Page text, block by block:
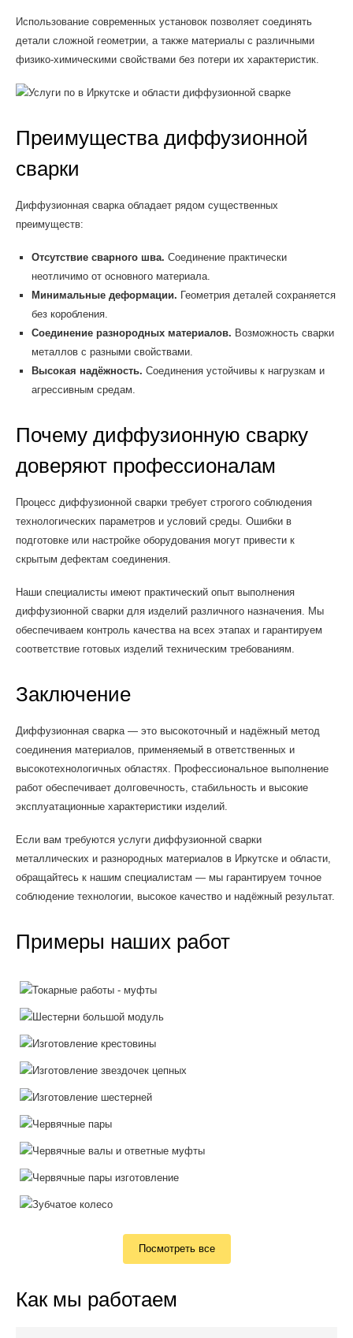
Использование современных установок позволяет соединять
детали сложной геометрии, а также материалы с различными
физико-химическими свойствами без потери их характеристик.
Преимущества диффузионной
сварки
Диффузионная сварка обладает рядом существенных
преимуществ:
Отсутствие сварного шва. Соединение практически
неотличимо от основного материала.
Минимальные деформации. Геометрия деталей сохраняется
без коробления.
Соединение разнородных материалов. Возможность сварки
металлов с разными свойствами.
Высокая надёжность. Соединения устойчивы к нагрузкам и
агрессивным средам.
Почему диффузионную сварку
доверяют профессионалам
Процесс диффузионной сварки требует строгого соблюдения
технологических параметров и условий среды. Ошибки в
подготовке или настройке оборудования могут привести к
скрытым дефектам соединения.
Наши специалисты имеют практический опыт выполнения
диффузионной сварки для изделий различного назначения. Мы
обеспечиваем контроль качества на всех этапах и гарантируем
соответствие готовых изделий техническим требованиям.
Заключение
Диффузионная сварка — это высокоточный и надёжный метод
соединения материалов, применяемый в ответственных и
высокотехнологичных областях. Профессиональное выполнение
работ обеспечивает долговечность, стабильность и высокие
эксплуатационные характеристики изделий.
Если вам требуются услуги диффузионной сварки
металлических и разнородных материалов в Иркутске и области,
обращайтесь к нашим специалистам — мы гарантируем точное
соблюдение технологии, высокое качество и надёжный результат.
Примеры наших работ
Посмотреть все
Как мы работаем